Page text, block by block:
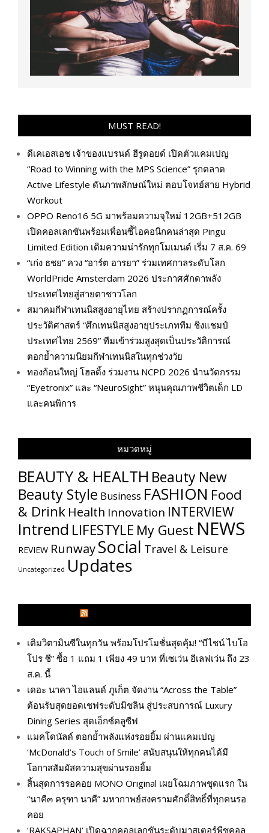
MUST READ!
ดีเคเอสเอช เจ้าของแบรนด์ ฮีรูดอยด์ เปิดตัวแคมเปญ
“Road to Winning with the MPS Science” รุกตลาด
Active Lifestyle ดันภาพลักษณ์ใหม่ ตอบโจทย์สาย Hybrid
Workout
OPPO Reno16 5G มาพร้อมความจุใหม่ 12GB+512GB
เปิดคอลเลกชันพร้อมเพื่อนซี้ไอคอนิกคนล่าสุด Pingu
Limited Edition เติมความน่ารักทุกโมเมนต์ เริ่ม 7 ส.ค. 69
“เก่ง ธชย” ควง “อาร์ต อารยา” ร่วมเทศกาลระดับโลก
WorldPride Amsterdam 2026 ประกาศศักดาพลัง
ประเทศไทยสู่สายตาชาวโลก
สมาคมกีฬาเทนนิสสูงอายุไทย สร้างปรากฏการณ์ครั้ง
ประวัติศาสตร์ “ศึกเทนนิสสูงอายุประเภททีม ชิงแชมป์
ประเทศไทย 2569” ทีมเข้าร่วมสูงสุดเป็นประวัติการณ์
ตอกย้ำความนิยมกีฬาเทนนิสในทุกช่วงวัย
ทองก้อนใหญ่ โฮลดิ้ง ร่วมงาน NCPD 2026 นำนวัตกรรม
“Eyetronix” และ “NeuroSight” หนุนคุณภาพชีวิตเด็ก LD
และคนพิการ
หมวดหมู่
BEAUTY & HEALTH Beauty New
Beauty Style Business FASHION Food
& Drink Health Innovation INTERVIEW
Intrend LIFESTYLE My​ Guest NEWS
REVIEW RunwaySocial Travel & Leisure
Uncategorized Updates
เติมวิตามินซีในทุกวัน พร้อมโปรโมชั่นสุดคุ้ม! “บีไชน์ ไบโอ
โปร ซี” ซื้อ 1 แถม 1 เพียง 49 บาท ที่เซเว่น อีเลฟเว่น ถึง 23
ส.ค. นี้
เดอะ นาคา ไอแลนด์ ภูเก็ต จัดงาน “Across the Table”
ต้อนรับสุดยอดเชฟระดับมิชลิน สู่ประสบการณ์ Luxury
Dining Series สุดเอ็กซ์คลูซีฟ
แมคโดนัลด์ ตอกย้ำพลังแห่งรอยยิ้ม ผ่านแคมเปญ
‘McDonald’s Touch of Smile’ สนับสนุนให้ทุกคนได้มี
โอกาสสัมผัสความสุขผ่านรอยยิ้ม
สิ้นสุดการรอคอย MONO Original เผยโฉมภาพชุดแรก ใน
“นาคี๓ ครุฑา นาคี” มหากาพย์สงครามศักดิ์สิทธิ์ที่ทุกคนรอ
คอย
‘RAKSAPHAN’ เปิดฉากคอลเลกชันระดับมาสเตอร์พีซคอล